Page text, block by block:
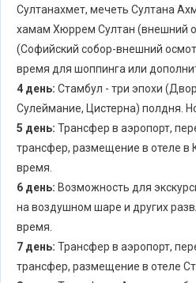
Султанахмет, мечеть Султана
хамам Хюррем Султан (внешний
(Софийский собор-внешний
время для шоппинга или
4 день: Стамбул - три эпохи
Сулеймание, Цистерна) полдня.
5 день: Трансфер в аэропорт,
трансфер, размещение в отеле в
время.
6 день: Возможность для
на воздушном шаре и других
время.
7 день: Трансфер в аэропорт,
трансфер, размещение в отеле